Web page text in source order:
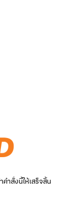
ำสั่งนี้ให้เสร็จสิ้น